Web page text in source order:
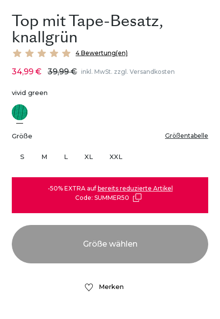
Top mit Tape-Besatz,
knallgrün
4 Bewertung(en)
34,99 € 39,99 € inkl. MwSt. zzgl. Versandkosten
vivid green
Größe Größentabelle
S M L XL XXL
-50% EXTRA auf bereits reduzierte Artikel
Code: SUMMER50
Merken